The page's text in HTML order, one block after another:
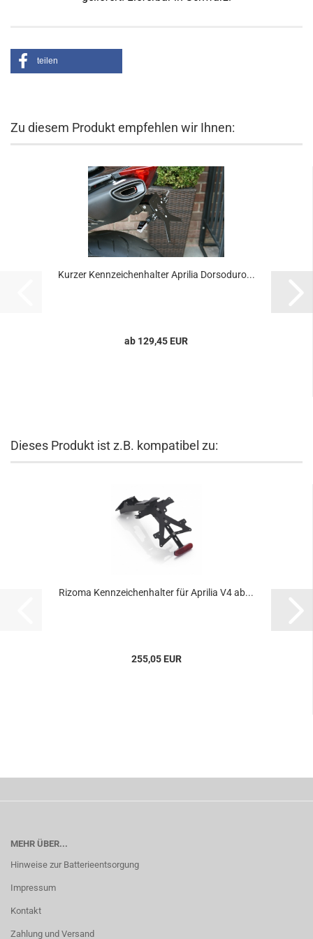
teilen
Zu diesem Produkt empfehlen wir Ihnen:
Kurzer Kennzeichenhalter Aprilia Dorsoduro...
ab 129,45 EUR
Dieses Produkt ist z.B. kompatibel zu:
Rizoma Kennzeichenhalter für Aprilia V4 ab...
255,05 EUR
MEHR ÜBER...
Hinweise zur Batterieentsorgung
Impressum
Kontakt
Zahlung und Versand